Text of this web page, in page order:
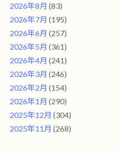
2026年8月 (83)
2026年7月 (195)
2026年6月 (257)
2026年5月 (361)
2026年4月 (241)
2026年3月 (246)
2026年2月 (154)
2026年1月 (290)
2025年12月 (304)
2025年11月 (268)